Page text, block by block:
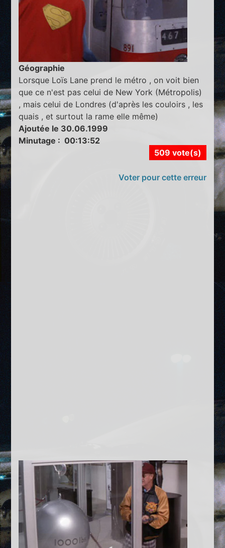
Géographie
Lorsque Loïs Lane prend le métro , on voit bien
que ce n'est pas celui de New York (Métropolis)
, mais celui de Londres (d'après les couloirs , les
quais , et surtout la rame elle même)
Ajoutée le 30.06.1999
Minutage : 00:13:52
509 vote(s)
Voter pour cette erreur